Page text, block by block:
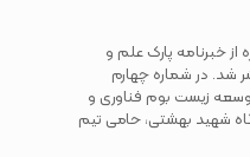
از خبرنامه پارک علم و
شد. در شماره چهارم
زیست بوم فناوری و
شهید بهشتی، حامی تیم